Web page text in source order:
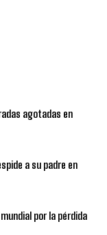
agotadas en
a su padre en
por la pérdida